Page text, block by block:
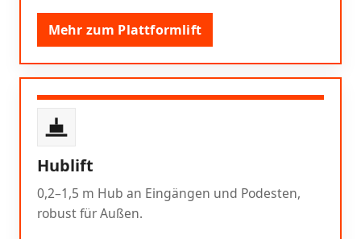
Mehr zum Plattformlift
Hublift
0,2–1,5 m Hub an Eingängen und Podesten,
robust für Außen.